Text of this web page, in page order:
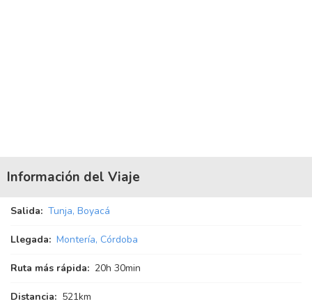
Información del Viaje
Salida: Tunja, Boyacá
Llegada: Montería, Córdoba
Ruta más rápida: 20h 30min
Distancia: 521km